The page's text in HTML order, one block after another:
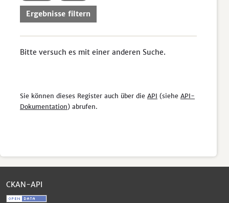
Ergebnisse filtern
Bitte versuch es mit einer anderen Suche.
Sie können dieses Register auch über die API (siehe API-
Dokumentation) abrufen.
CKAN-API